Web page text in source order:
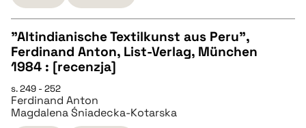
pobierz cytat
CZYSTY TEKST
pobierz cytat
"Altindianische Textilkunst aus Peru",
Ferdinand Anton, List-Verlag, München
1984 : [recenzja]
s. 249 - 252
Ferdinand Anton
Magdalena Śniadecka-Kotarska